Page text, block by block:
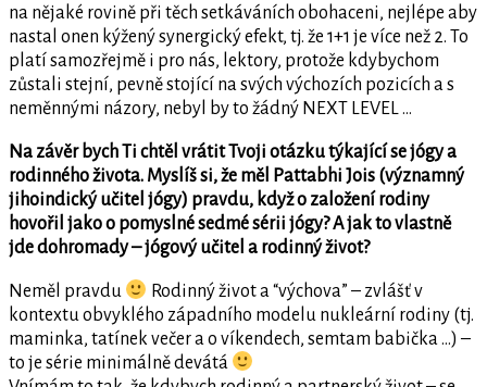
na nějaké rovině při těch setkáváních obohaceni, nejlépe aby
nastal onen kýžený synergický efekt, tj. že 1+1 je více než 2. To
platí samozřejmě i pro nás, lektory, protože kdybychom
zůstali stejní, pevně stojící na svých výchozích pozicích a s
neměnnými názory, nebyl by to žádný NEXT LEVEL …
Na závěr bych Ti chtěl vrátit Tvoji otázku týkající se jógy a
rodinného života. Myslíš si, že měl Pattabhi Jois (významný
jihoindický učitel jógy) pravdu, když o založení rodiny
hovořil jako o pomyslné sedmé sérii jógy? A jak to vlastně
jde dohromady – jógový učitel a rodinný život?
Neměl pravdu
Rodinný život a “výchova” – zvlášť v
kontextu obvyklého západního modelu nukleární rodiny (tj.
maminka, tatínek večer a o víkendech, semtam babička …) –
to je série minimálně devátá